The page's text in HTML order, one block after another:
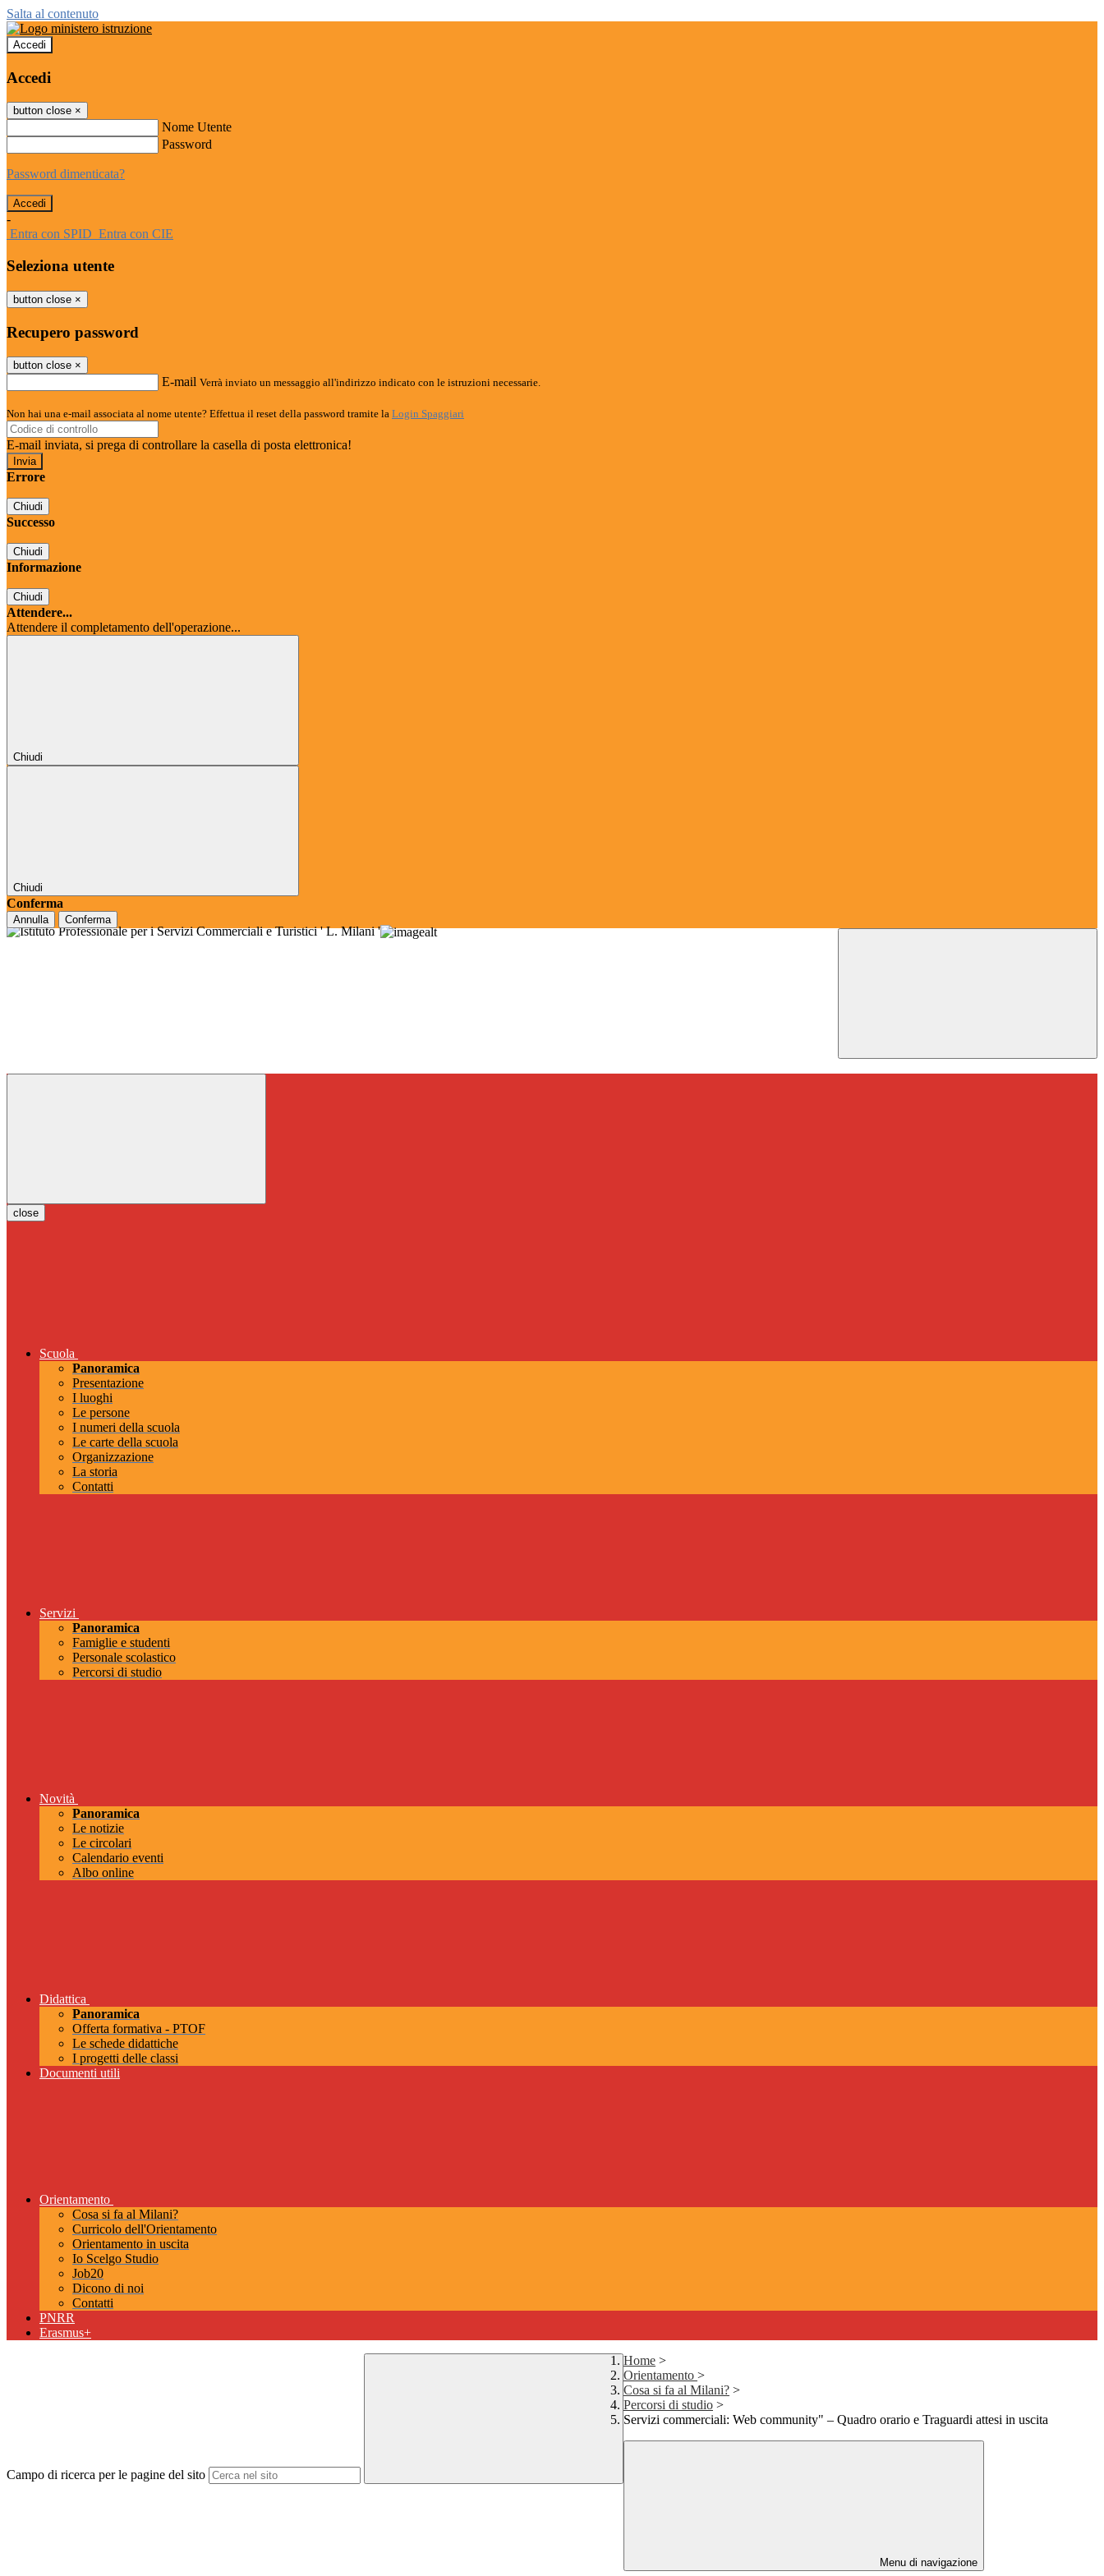
Salta al contenuto
Accedi
Accedi
button close ×
Nome Utente
Password
Password dimenticata?
-
Entra con SPID Entra con CIE
Seleziona utente
button close ×
Recupero password
button close ×
E-mail Verrà inviato un messaggio all'indirizzo indicato con le istruzioni necessarie.
Non hai una e-mail associata al nome utente? Effettua il reset della password tramite la Login Spaggiari
E-mail inviata, si prega di controllare la casella di posta elettronica!
Errore
Chiudi
Successo
Chiudi
Informazione
Chiudi
Attendere...
Attendere il completamento dell'operazione...
Chiudi
Chiudi
Conferma
Annulla Conferma
close
Scuola
Panoramica
Presentazione
I luoghi
Le persone
I numeri della scuola
Le carte della scuola
Organizzazione
La storia
Contatti
Servizi
Panoramica
Famiglie e studenti
Personale scolastico
Percorsi di studio
Novità
Panoramica
Le notizie
Le circolari
Calendario eventi
Albo online
Didattica
Panoramica
Offerta formativa - PTOF
Le schede didattiche
I progetti delle classi
Documenti utili
Orientamento
Cosa si fa al Milani?
Curricolo dell'Orientamento
Orientamento in uscita
Io Scelgo Studio
Job20
Dicono di noi
Contatti
PNRR
Erasmus+
Campo di ricerca per le pagine del sito
Home >
Orientamento >
Cosa si fa al Milani? >
Percorsi di studio >
Servizi commerciali: Web community" – Quadro orario e Traguardi attesi in uscita
Menu di navigazione